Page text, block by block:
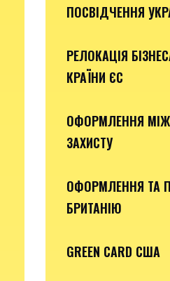
ПОСВІДЧЕННЯ
РЕЛОКАЦІЯ
КРАЇНИ ЄС
ОФОРМЛЕННЯ
ЗАХИСТУ
ОФОРМЛЕННЯ ТА
БРИТАНІЮ
GREEN CARD США